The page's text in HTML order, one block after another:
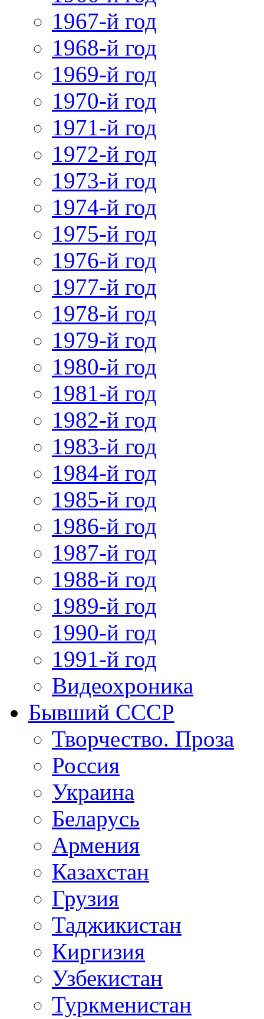
1967-й год
1968-й год
1969-й год
1970-й год
1971-й год
1972-й год
1973-й год
1974-й год
1975-й год
1976-й год
1977-й год
1978-й год
1979-й год
1980-й год
1981-й год
1982-й год
1983-й год
1984-й год
1985-й год
1986-й год
1987-й год
1988-й год
1989-й год
1990-й год
1991-й год
Видеохроника
Бывший СССР
Творчество. Проза
Россия
Украина
Беларусь
Армения
Казахстан
Грузия
Таджикистан
Киргизия
Узбекистан
Туркменистан